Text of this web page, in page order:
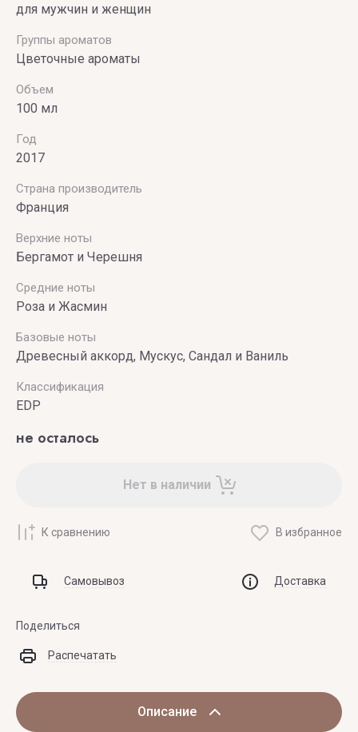
для мужчин и женщин
Группы ароматов
Цветочные ароматы
Объем
100 мл
Год
2017
Страна производитель
Франция
Верхние ноты
Бергамот и Черешня
Средние ноты
Роза и Жасмин
Базовые ноты
Древесный аккорд, Мускус, Сандал и Ваниль
Классификация
EDP
не осталось
Нет в наличии
К сравнению В избранное
Самовывоз Доставка
Поделиться
Распечатать
Описание